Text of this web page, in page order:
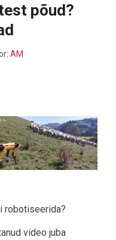
põud?
AM
robotiseerida?
video juba